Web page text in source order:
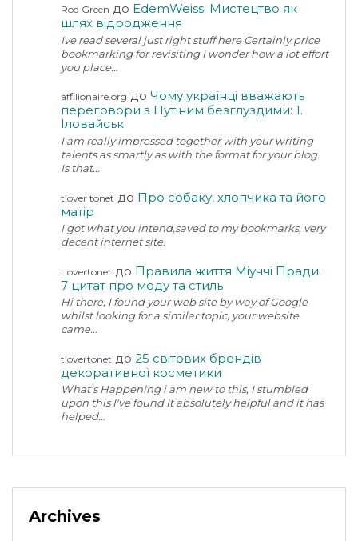
Rod Green до EdemWeiss: Мистецтво як
шлях відродження
Ive read several just right stuff here Certainly price
bookmarking for revisiting I wonder how a lot effort
you place…
affilionaire.org до Чому українці вважають
переговори з Путіним безглуздими: 1.
Іловайськ
I am really impressed together with your writing
talents as smartly as with the format for your blog.
Is that…
tlover tonet до Про собаку, хлопчика та його
матір
I got what you intend,saved to my bookmarks, very
decent internet site.
tlovertonet до Правила життя Міуччі Пради.
7 цитат про моду та стиль
Hi there, I found your web site by way of Google
whilst looking for a similar topic, your website
came…
tlovertonet до 25 світових брендів
декоративної косметики
What’s Happening i am new to this, I stumbled
upon this I've found It absolutely helpful and it has
helped…
Archives